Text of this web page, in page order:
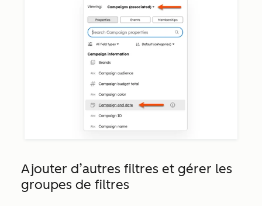
Ajouter d’autres filtres et gérer les
groupes de filtres